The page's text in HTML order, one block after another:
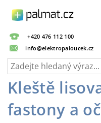
+420 476 112 100
info@elektropaloucek.cz
Kleště
fastony a